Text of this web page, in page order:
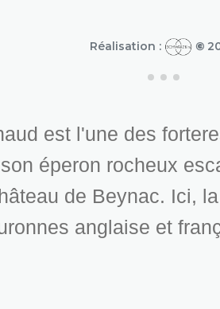
Réalisation : ©
est l'une des
éperon rocheux
de Beynac. Ici,
anglaise et